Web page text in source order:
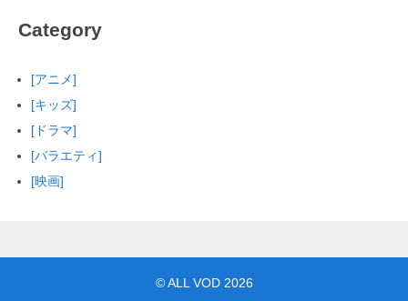
Category
[アニメ]
[キッズ]
[ドラマ]
[バラエティ]
[映画]
©ALL VOD2026